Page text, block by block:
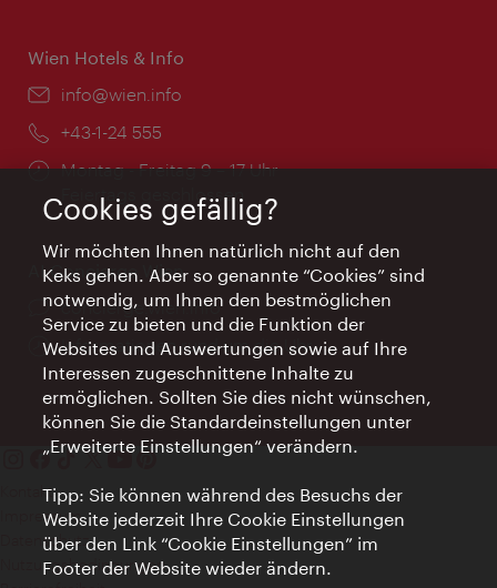
Wien Hotels & Info
Email:
info@wien.info
Telefon:
+43-1-24 555
Öffnungszeiten:
Montag - Freitag 9 – 17 Uhr
Feiertags geschlossen
AI Concierge Wien
Ort:
concierge.wien.info
Öffnungszeiten:
Informationen rund um die Uhr
Kontakt
Impressum
Datenschutz
Nutzungsbedingungen
Cookies gefällig?
Wir möchten Ihnen natürlich nicht auf den
Keks gehen. Aber so genannte “Cookies” sind
notwendig, um Ihnen den bestmöglichen
Service zu bieten und die Funktion der
Websites und Auswertungen sowie auf Ihre
Interessen zugeschnittene Inhalte zu
ermöglichen. Sollten Sie dies nicht wünschen,
können Sie die Standardeinstellungen unter
„Erweiterte Einstellungen“ verändern.
Tipp: Sie können während des Besuchs der
Website jederzeit Ihre Cookie Einstellungen
über den Link “Cookie Einstellungen” im
Footer der Website wieder ändern.